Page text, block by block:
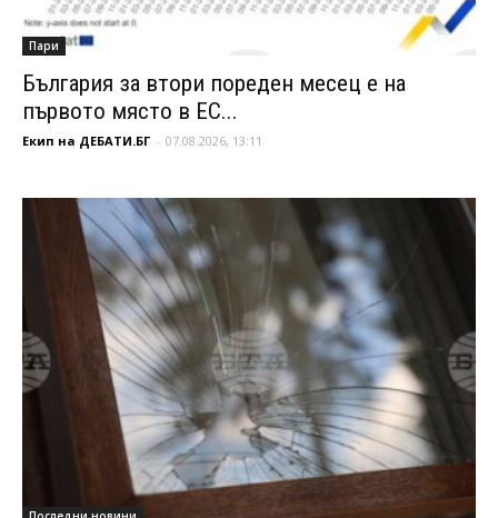
Пари
България за втори пореден месец е на
първото място в ЕС...
Екип на ДЕБАТИ.БГ - 07.08.2026, 13:11